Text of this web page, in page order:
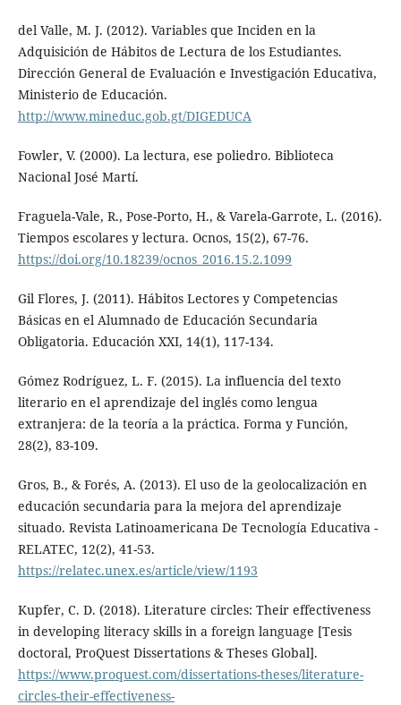
del Valle, M. J. (2012). Variables que Inciden en la
Adquisición de Hábitos de Lectura de los Estudiantes.
Dirección General de Evaluación e Investigación Educativa,
Ministerio de Educación.
http://www.mineduc.gob.gt/DIGEDUCA
Fowler, V. (2000). La lectura, ese poliedro. Biblioteca
Nacional José Martí.
Fraguela-Vale, R., Pose-Porto, H., & Varela-Garrote, L. (2016).
Tiempos escolares y lectura. Ocnos, 15(2), 67-76.
https://doi.org/10.18239/ocnos_2016.15.2.1099
Gil Flores, J. (2011). Hábitos Lectores y Competencias
Básicas en el Alumnado de Educación Secundaria
Obligatoria. Educación XXI, 14(1), 117-134.
Gómez Rodríguez, L. F. (2015). La influencia del texto
literario en el aprendizaje del inglés como lengua
extranjera: de la teoría a la práctica. Forma y Función,
28(2), 83-109.
Gros, B., & Forés, A. (2013). El uso de la geolocalización en
educación secundaria para la mejora del aprendizaje
situado. Revista Latinoamericana De Tecnología Educativa -
RELATEC, 12(2), 41-53.
https://relatec.unex.es/article/view/1193
Kupfer, C. D. (2018). Literature circles: Their effectiveness
in developing literacy skills in a foreign language [Tesis
doctoral, ProQuest Dissertations & Theses Global].
https://www.proquest.com/dissertations-theses/literature-
circles-their-effectiveness-